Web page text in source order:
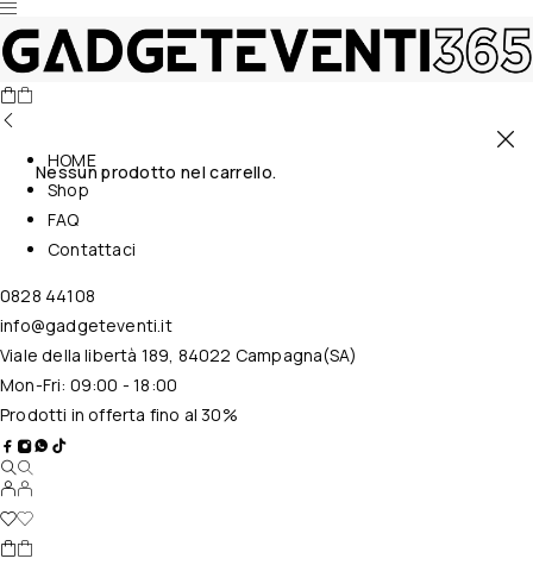
Nessun prodotto nel carrello.
HOME
Shop
FAQ
Contattaci
0828 44108
info@gadgeteventi.it
Viale della libertà 189, 84022 Campagna(SA)
Mon-Fri: 09:00 - 18:00
Prodotti in offerta fino al 30%